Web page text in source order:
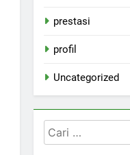
prestasi
profil
Uncategorized
Cari
untuk: